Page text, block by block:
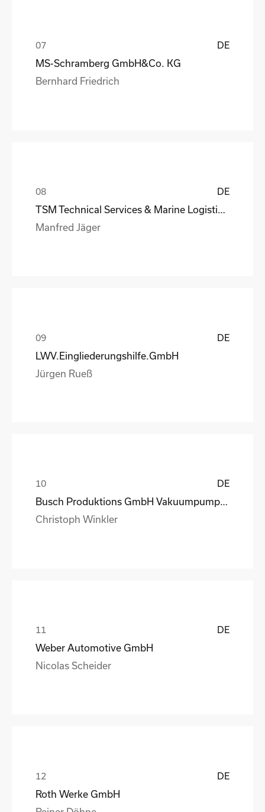
DE
MS-Schramberg GmbH&Co. KG
Bernhard Friedrich
DE
Manfred Jäger
DE
LWV.Eingliederungshilfe.GmbH
Jürgen Rueß
DE
Christoph Winkler
DE
Weber Automotive GmbH
Nicolas Scheider
DE
Roth Werke GmbH